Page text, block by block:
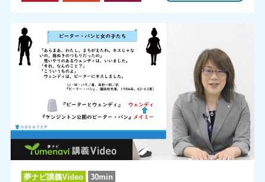
夢ナビ講義Video 30min